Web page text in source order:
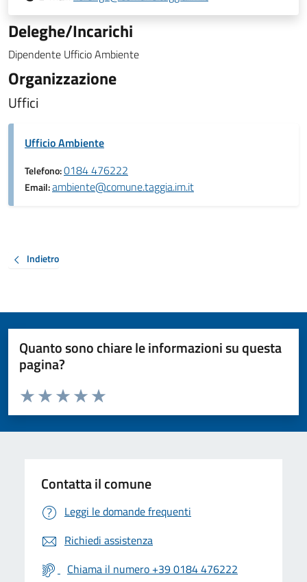
Deleghe/Incarichi
Dipendente Ufficio Ambiente
Organizzazione
Uffici
Ufficio Ambiente
Telefono:0184 476222
Email:ambiente@comune.taggia.im.it
Indietro
Quanto sono chiare le informazioni su questa
pagina?
Valuta da 1 a 5 stelle la pagina
Valuta 5 stelle su 5
Valuta 4 stelle su 5
Valuta 3 stelle su 5
Valuta 2 stelle su 5
Valuta 1 stelle su 5
Contatta il comune
Leggi le domande frequenti
Richiedi assistenza
Chiama il numero +39 0184 476222